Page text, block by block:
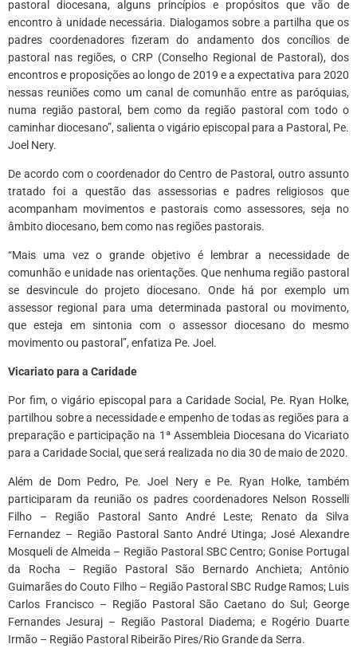
pastoral diocesana, alguns princípios e propósitos que vão de
encontro à unidade necessária. Dialogamos sobre a partilha que os
padres coordenadores fizeram do andamento dos concílios de
pastoral nas regiões, o CRP (Conselho Regional de Pastoral), dos
encontros e proposições ao longo de 2019 e a expectativa para 2020
nessas reuniões como um canal de comunhão entre as paróquias,
numa região pastoral, bem como da região pastoral com todo o
caminhar diocesano”, salienta o vigário episcopal para a Pastoral, Pe.
Joel Nery.
De acordo com o coordenador do Centro de Pastoral, outro assunto
tratado foi a questão das assessorias e padres religiosos que
acompanham movimentos e pastorais como assessores, seja no
âmbito diocesano, bem como nas regiões pastorais.
“Mais uma vez o grande objetivo é lembrar a necessidade de
comunhão e unidade nas orientações. Que nenhuma região pastoral
se desvincule do projeto diocesano. Onde há por exemplo um
assessor regional para uma determinada pastoral ou movimento,
que esteja em sintonia com o assessor diocesano do mesmo
movimento ou pastoral”, enfatiza Pe. Joel.
Vicariato para a Caridade
Por fim, o vigário episcopal para a Caridade Social, Pe. Ryan Holke,
partilhou sobre a necessidade e empenho de todas as regiões para a
preparação e participação na 1ª Assembleia Diocesana do Vicariato
para a Caridade Social, que será realizada no dia 30 de maio de 2020.
Além de Dom Pedro, Pe. Joel Nery e Pe. Ryan Holke, também
participaram da reunião os padres coordenadores Nelson Rosselli
Filho – Região Pastoral Santo André Leste; Renato da Silva
Fernandez – Região Pastoral Santo André Utinga; José Alexandre
Mosqueli de Almeida – Região Pastoral SBC Centro; Gonise Portugal
da Rocha – Região Pastoral São Bernardo Anchieta; Antônio
Guimarães do Couto Filho – Região Pastoral SBC Rudge Ramos; Luis
Carlos Francisco – Região Pastoral São Caetano do Sul; George
Fernandes Jesuraj – Região Pastoral Diadema; e Rogério Duarte
Irmão – Região Pastoral Ribeirão Pires/Rio Grande da Serra.